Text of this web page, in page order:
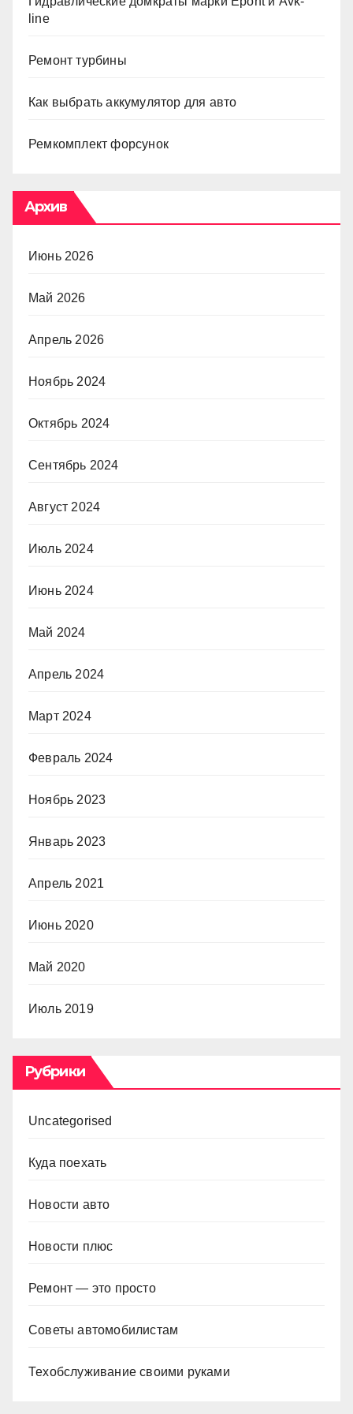
line
Ремонт турбины
Как выбрать аккумулятор для авто
Ремкомплект форсунок
Архив
Июнь 2026
Май 2026
Апрель 2026
Ноябрь 2024
Октябрь 2024
Сентябрь 2024
Август 2024
Июль 2024
Июнь 2024
Май 2024
Апрель 2024
Март 2024
Февраль 2024
Ноябрь 2023
Январь 2023
Апрель 2021
Июнь 2020
Май 2020
Июль 2019
Рубрики
Uncategorised
Куда поехать
Новости авто
Новости плюс
Ремонт — это просто
Советы автомобилистам
Техобслуживание своими руками